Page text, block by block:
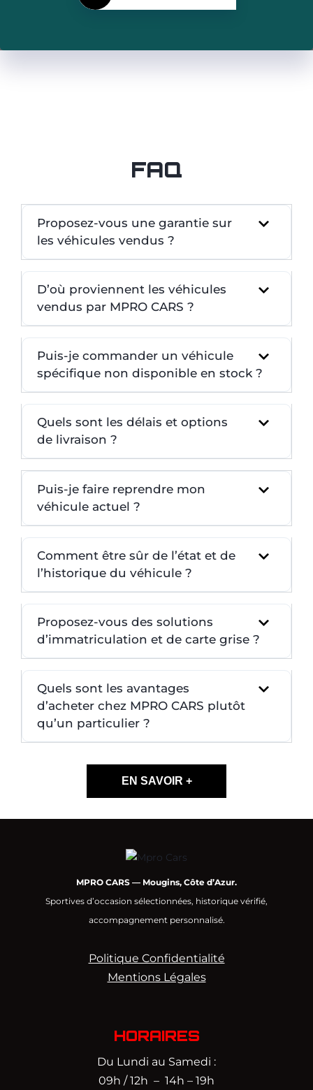
FAQ
Proposez-vous une garantie sur
les véhicules vendus ?
D’où proviennent les véhicules
vendus par MPRO CARS ?
Puis-je commander un véhicule
spécifique non disponible en stock ?
Quels sont les délais et options
de livraison ?
Puis-je faire reprendre mon
véhicule actuel ?
Comment être sûr de l’état et de
l’historique du véhicule ?
Proposez-vous des solutions
d’immatriculation et de carte grise ?
Quels sont les avantages
d’acheter chez MPRO CARS plutôt
qu’un particulier ?
EN SAVOIR +
MPRO CARS — Mougins, Côte d’Azur.
Sportives d’occasion sélectionnées, historique vérifié,
accompagnement personnalisé.
Politique Confidentialité
Mentions Légales
HORAIRES
Du Lundi au Samedi :
09h / 12h – 14h – 19h